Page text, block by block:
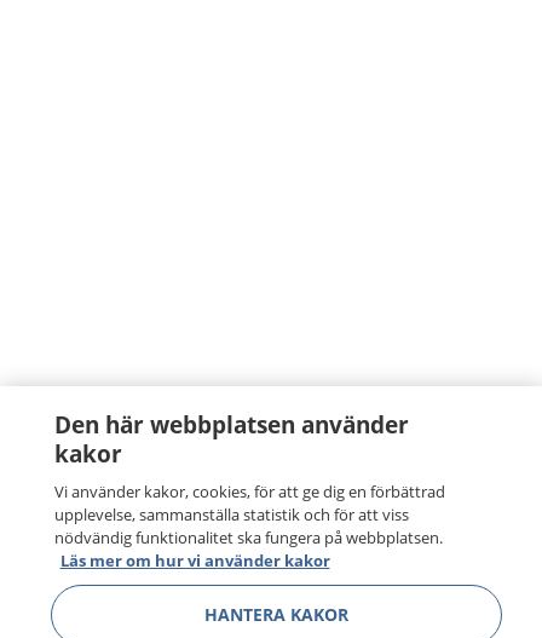
Den här webbplatsen använder
kakor
Vi använder kakor, cookies, för att ge dig en förbättrad
upplevelse, sammanställa statistik och för att viss
nödvändig funktionalitet ska fungera på webbplatsen.
Läs mer om hur vi använder kakor
HANTERA KAKOR